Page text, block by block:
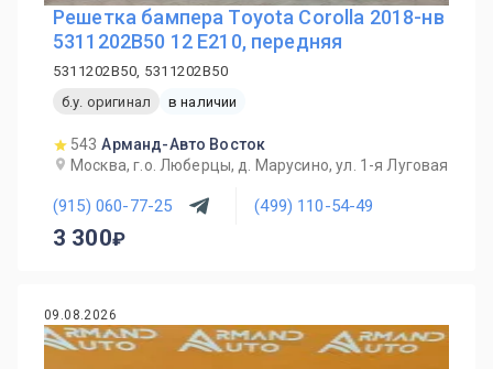
Решетка бампера Toyota Corolla 2018-нв
5311202B50 12 E210, передняя
5311202B50, 5311202B50
б.у. оригинал
в наличии
543 Арманд-Авто Восток
Москва, г.о. Люберцы, д. Марусино, ул. 1-я Луговая
(915) 060-77-25 (499) 110-54-49
3 300
09.08.2026